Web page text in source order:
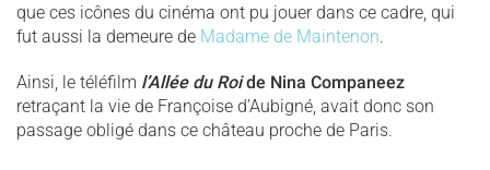
que ces icônes du cinéma ont pu jouer dans ce cadre, qui
fut aussi la demeure de Madame de Maintenon.
Ainsi, le téléfilm l’Allée du Roide Nina Companeez
retraçant la vie de Françoise d’Aubigné, avait donc son
passage obligé dans ce château proche de Paris.